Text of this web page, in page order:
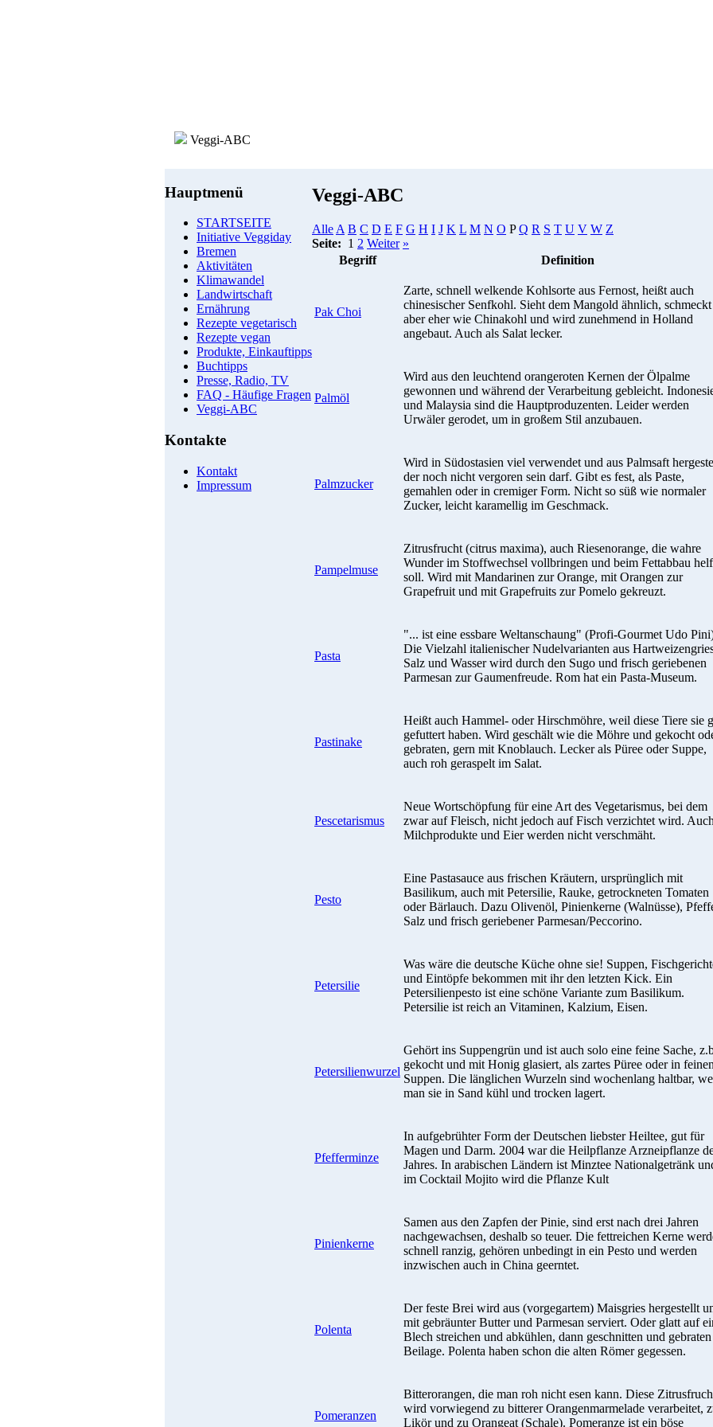
Veggi-ABC
Hauptmenü
STARTSEITE
Initiative Veggiday
Bremen
Aktivitäten
Klimawandel
Landwirtschaft
Ernährung
Rezepte vegetarisch
Rezepte vegan
Produkte, Einkauftipps
Buchtipps
Presse, Radio, TV
FAQ - Häufige Fragen
Veggi-ABC
Kontakte
Kontakt
Impressum
Veggi-ABC
Alle A B C D E F G H I J K L M N O P Q R S T U V W Z
Seite: 1 2 Weiter »
Begriff
Definition
Pak Choi
Zarte, schnell welkende Kohlsorte aus Fernost, heißt auch
chinesischer Senfkohl. Sieht dem Mangold ähnlich, schmeckt
aber eher wie Chinakohl und wird zunehmend in Holland
angebaut. Auch als Salat lecker.
Palmöl
Wird aus den leuchtend orangeroten Kernen der Ölpalme
gewonnen und während der Verarbeitung gebleicht.
und Malaysia sind die Hauptproduzenten. Leider werden
Urwäler gerodet, um in großem Stil anzubauen.
Palmzucker
Wird in Südostasien viel verwendet und aus Palmsaft
der noch nicht vergoren sein darf. Gibt es fest, als Paste,
gemahlen oder in cremiger Form. Nicht so süß wie normaler
Zucker, leicht karamellig im Geschmack.
Pampelmuse
Zitrusfrucht (citrus maxima), auch Riesenorange, die wahre
Wunder im Stoffwechsel vollbringen und beim Fettabbau
soll. Wird mit Mandarinen zur Orange, mit Orangen zur
Grapefruit und mit Grapefruits zur Pomelo gekreuzt.
Pasta
"... ist eine essbare Weltanschaung" (Profi-Gourmet Udo
Die Vielzahl italienischer Nudelvarianten aus
Salz und Wasser wird durch den Sugo und frisch geriebenen
Parmesan zur Gaumenfreude. Rom hat ein Pasta-Museum.
Pastinake
Heißt auch Hammel- oder Hirschmöhre, weil diese Tiere sie
gefuttert haben. Wird geschält wie die Möhre und gekocht
gebraten, gern mit Knoblauch. Lecker als Püree oder Suppe,
auch roh geraspelt im Salat.
Pescetarismus
Neue Wortschöpfung für eine Art des Vegetarismus, bei dem
zwar auf Fleisch, nicht jedoch auf Fisch verzichtet wird. Auch
Milchprodukte und Eier werden nicht verschmäht.
Pesto
Eine Pastasauce aus frischen Kräutern, ursprünglich mit
Basilikum, auch mit Petersilie, Rauke, getrockneten Tomaten
oder Bärlauch. Dazu Olivenöl, Pinienkerne (Walnüsse),
Salz und frisch geriebener Parmesan/Peccorino.
Petersilie
Was wäre die deutsche Küche ohne sie! Suppen,
und Eintöpfe bekommen mit ihr den letzten Kick. Ein
Petersilienpesto ist eine schöne Variante zum Basilikum.
Petersilie ist reich an Vitaminen, Kalzium, Eisen.
Petersilienwurzel
Gehört ins Suppengrün und ist auch solo eine feine Sache,
gekocht und mit Honig glasiert, als zartes Püree oder in feinen
Suppen. Die länglichen Wurzeln sind wochenlang haltbar,
man sie in Sand kühl und trocken lagert.
Pfefferminze
In aufgebrühter Form der Deutschen liebster Heiltee, gut für
Magen und Darm. 2004 war die Heilpflanze Arzneipflanze
Jahres. In arabischen Ländern ist Minztee Nationalgetränk
im Cocktail Mojito wird die Pflanze Kult
Pinienkerne
Samen aus den Zapfen der Pinie, sind erst nach drei Jahren
nachgewachsen, deshalb so teuer. Die fettreichen Kerne
schnell ranzig, gehören unbedingt in ein Pesto und werden
inzwischen auch in China geerntet.
Polenta
Der feste Brei wird aus (vorgegartem) Maisgries hergestellt
mit gebräunter Butter und Parmesan serviert. Oder glatt auf
Blech streichen und abkühlen, dann geschnitten und
Beilage. Polenta haben schon die alten Römer gegessen.
Pomeranzen
Bitterorangen, die man roh nicht esen kann. Diese
wird vorwiegend zu bitterer Orangenmarmelade verarbeitet,
Likör und zu Orangeat (Schale). Pomeranze ist ein böse